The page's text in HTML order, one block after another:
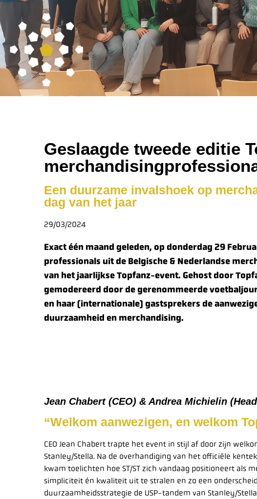
Geslaagde tweede editie
Een duurzame invalshoek op
dag van het jaar
29/03/2024
Exact één maand geleden, op donderdag 29
professionals uit de Belgische & Nederlandse
van het jaarlijkse Topfanz-event. Gehost door
gemodereerd door de gerenommeerde
en haar (internationale) gastsprekers de
duurzaamheid en merchandising.
Jean Chabert (CEO) & Andrea Michielin
“Welkom aanwezigen, en welkom
CEO Jean Chabert trapte het event in stijl af door zijn
Stanley/Stella. Na de overhandiging van het officiële
kwam toelichten hoe ST/ST zich vandaag positioneert
simpliciteit én kwaliteit uit te stralen en zo een
duurzaamheidsstrategie de USP-tandem van Stanley/